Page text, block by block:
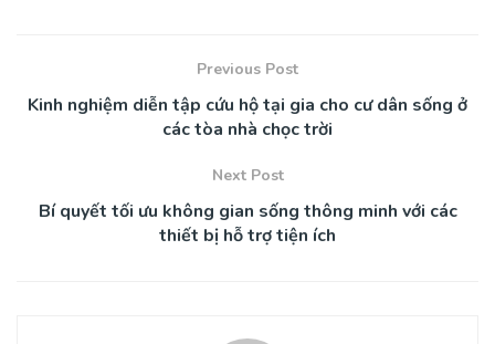
Previous Post
Kinh nghiệm diễn tập cứu hộ tại gia cho cư dân sống ở
các tòa nhà chọc trời
Next Post
Bí quyết tối ưu không gian sống thông minh với các
thiết bị hỗ trợ tiện ích